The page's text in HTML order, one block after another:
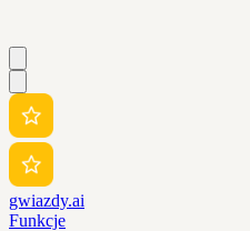
gwiazdy.ai
Funkcje